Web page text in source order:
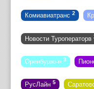
Комиавиатранс 2
Новости Туроператорв
Оренбуржье 3
РусЛайн 5